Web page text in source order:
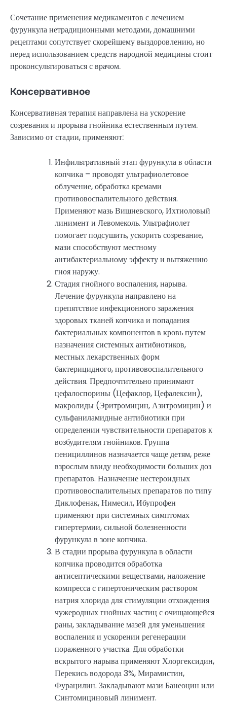
Сочетание применения медикаментов с лечением
фурункула нетрадиционными методами, домашними
рецептами сопутствует скорейшему выздоровлению, но
перед использованием средств народной медицины стоит
проконсультироваться с врачом.
Консервативное
Консервативная терапия направлена на ускорение
созревания и прорыва гнойника естественным путем.
Зависимо от стадии, применяют:
Инфильтративный этап фурункула в области
копчика – проводят ультрафиолетовое
облучение, обработка кремами
противовоспалительного действия.
Применяют мазь Вишневского, Ихтиоловый
линимент и Левомеколь. Ультрафиолет
помогает подсушить, ускорить созревание,
мази способствуют местному
антибактериальному эффекту и вытяжению
гноя наружу.
Стадия гнойного воспаления, нарыва.
Лечение фурункула направлено на
препятствие инфекционного заражения
здоровых тканей копчика и попадания
бактериальных компонентов в кровь путем
назначения системных антибиотиков,
местных лекарственных форм
бактерицидного, противовоспалительного
действия. Предпочтительно принимают
цефалоспорины (Цефаклор, Цефалексин),
макролиды (Эритромицин, Азитромицин) и
сульфаниламидные антибиотики при
определении чувствительности препаратов к
возбудителям гнойников. Группа
пенициллинов назначается чаще детям, реже
взрослым ввиду необходимости больших доз
препаратов. Назначение нестероидных
противовоспалительных препаратов по типу
Диклофенак, Нимесил, Ибупрофен
применяют при системных симптомах
гипертермии, сильной болезненности
фурункула в зоне копчика.
В стадии прорыва фурункула в области
копчика проводится обработка
антисептическими веществами, наложение
компресса с гипертоническим раствором
натрия хлорида для стимуляции отхождения
чужеродных гнойных частиц с очищающейся
раны, закладывание мазей для уменьшения
воспаления и ускорении регенерации
пораженного участка. Для обработки
вскрытого нарыва применяют Хлоргексидин,
Перекись водорода 3%, Мирамистин,
Фурацилин. Закладывают мази Банеоцин или
Синтомициновый линимент.